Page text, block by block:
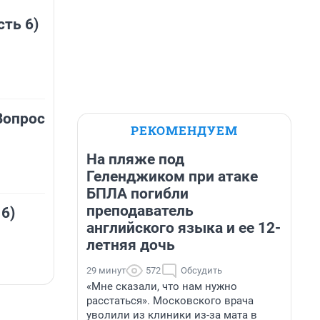
6)
РЕКОМЕНДУЕМ
На пляже под
Геленджиком при атаке
БПЛА погибли
преподаватель
английского языка и ее 12-
летняя дочь
29 минут 572 Обсудить
«Мне сказали, что нам нужно
расстаться». Московского врача
уволили из клиники из-за мата в